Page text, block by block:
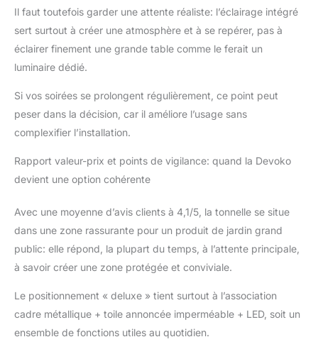
fournissons. Si vous
avez le moindre
problème d'installation
contacter ! PETIT
couleurs des tonnelle
réglages du moniteur
ou des conditions
problème de qualité,
n’hésitez pas à nous
contacter et nous les
résoudrons
correctement dans les
Il faut toutefois garder une attente réaliste: l’éclairage intégré
sert surtout à créer une atmosphère et à se repérer, pas à
éclairer finement une grande table comme le ferait un
luminaire dédié.
Si vos soirées se prolongent régulièrement, ce point peut
peser dans la décision, car il améliore l’usage sans
complexifier l’installation.
Rapport valeur-prix et points de vigilance: quand la Devoko
devient une option cohérente
Avec une moyenne d’avis clients à 4,1/5, la tonnelle se situe
dans une zone rassurante pour un produit de jardin grand
public: elle répond, la plupart du temps, à l’attente principale,
à savoir créer une zone protégée et conviviale.
Le positionnement « deluxe » tient surtout à l’association
cadre métallique + toile annoncée imperméable + LED, soit un
ensemble de fonctions utiles au quotidien.